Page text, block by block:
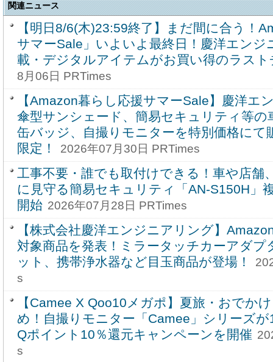
関連ニュース
【明日8/6(木)23:59終了】まだ間に合う！
サマーSale」いよいよ最終日！慶洋エンジ
載・デジタルアイテムがお買い得のラス
8月06日 PRTimes
【Amazon暮らし応援サマーSale】慶洋エ
傘型サンシェード、簡易セキュリティ等の
缶バッジ、自撮りモニターを特別価格にて
限定！
2026年07月30日 PRTimes
工事不要・誰でも取付けできる！車や店舗
に見守る簡易セキュリティ「AN-S150H」
開始 2026年07月28日 PRTimes
【株式会社慶洋エンジニアリング】
対象商品を発表！ミラータッチカーアダプ
ット、携帯浄水器など目玉商品が登場！
s
【Camee X Qoo10メガポ】夏旅・おでか
め！自撮りモニター「Camee」シリーズ
Qポイント10％還元キャンペーンを開催
s